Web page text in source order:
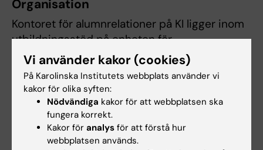
Organisation
Kontoret för alumnrelationer på KI ligger inom
utbildningsstöd på enheten för
Utbildningskommunikation, Vägledning och
Alumnerelationer, där vi har ett nära
samarbete med internationella och nationella
studentrekryteringen, KI:s studievägledare
m.m. Inom KI samarbetar vi även bland annat
med Development Office, KI:s Karriärservice,
Styrelsestöd och internationella relationer
Vi använder kakor (cookies)
På Karolinska Institutets webbplats använder vi
kakor för olika syften:
Nödvändiga kakor för att webbplatsen ska
fungera korrekt.
Kakor för analys för att förstå hur
webbplatsen används.